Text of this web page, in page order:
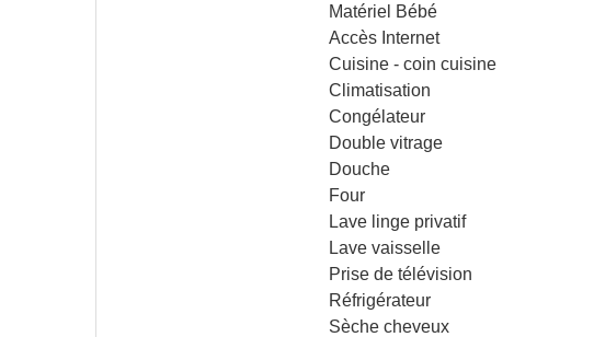
Matériel Bébé
Accès Internet
Cuisine - coin cuisine
Climatisation
Congélateur
Double vitrage
Douche
Four
Lave linge privatif
Lave vaisselle
Prise de télévision
Réfrigérateur
Sèche cheveux